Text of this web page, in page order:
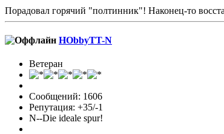
Порадовал горячий "полтинник"! Наконец-то
HObbyTT-N
Ветеран
Сообщений: 1606
Репутация: +35/-1
N--Die ideale spur!